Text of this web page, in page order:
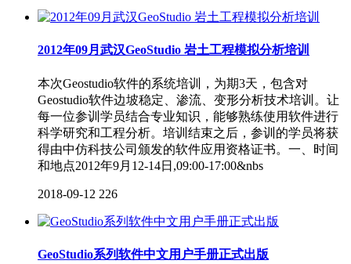
2012年09月武汉GeoStudio 岩土工程模拟分析培训
本次Geostudio软件的系统培训，为期3天，包含对
Geostudio软件边坡稳定、渗流、变形分析技术培训。让
每一位参训学员结合专业知识，能够熟练使用软件进行
科学研究和工程分析。培训结束之后，参训的学员将获
得由中仿科技公司颁发的软件应用资格证书。一、时间
和地点2012年9月12-14日,09:00-17:00&nbs
2018-09-12 226
GeoStudio系列软件中文用户手册正式出版